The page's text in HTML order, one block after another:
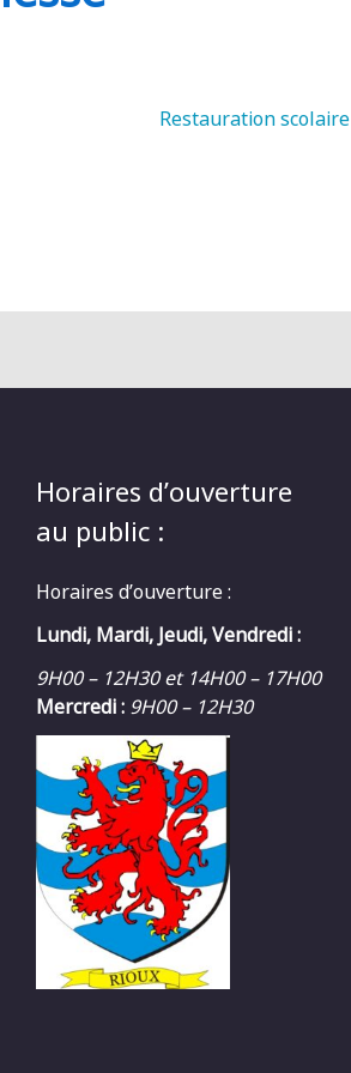
Restauration scolaire
Horaires d’ouverture
au public :
Horaires d’ouverture :
Lundi, Mardi, Jeudi, Vendredi :
9H00 – 12H30 et 14H00 – 17H00
Mercredi : 9H00 – 12H30